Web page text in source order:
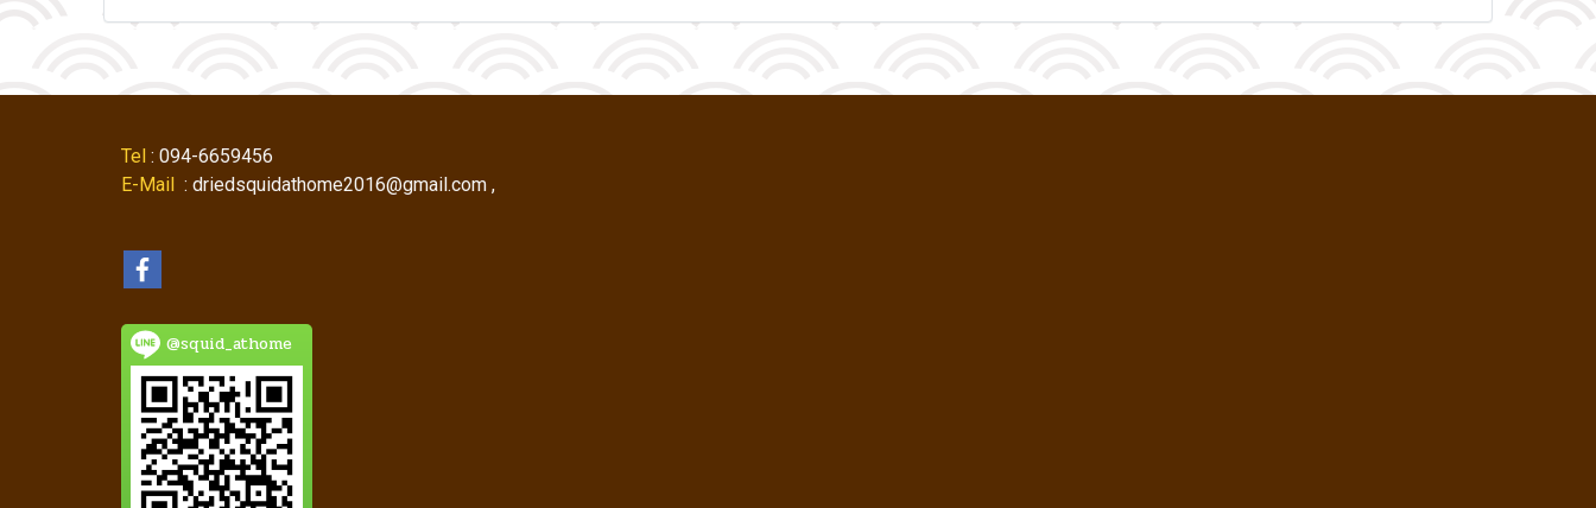
Tel : 094-6659456
E-Mail : driedsquidathome2016@gmail.com ,
@squid_athome